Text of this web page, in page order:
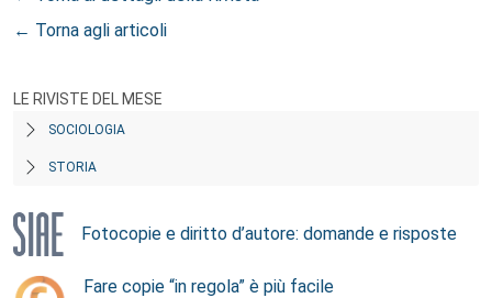
← Torna agli articoli
LE RIVISTE DEL MESE
SOCIOLOGIA
STORIA
Fotocopie e diritto d’autore: domande e risposte
Fare copie “in regola” è più facile